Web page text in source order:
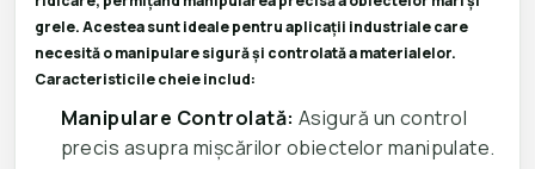
grele. Acestea sunt ideale pentru aplicații industriale care
necesită o manipulare sigură și controlată a materialelor.
Caracteristicile cheie includ:
Manipulare Controlată: Asigură un control
precis asupra mișcărilor obiectelor manipulate.